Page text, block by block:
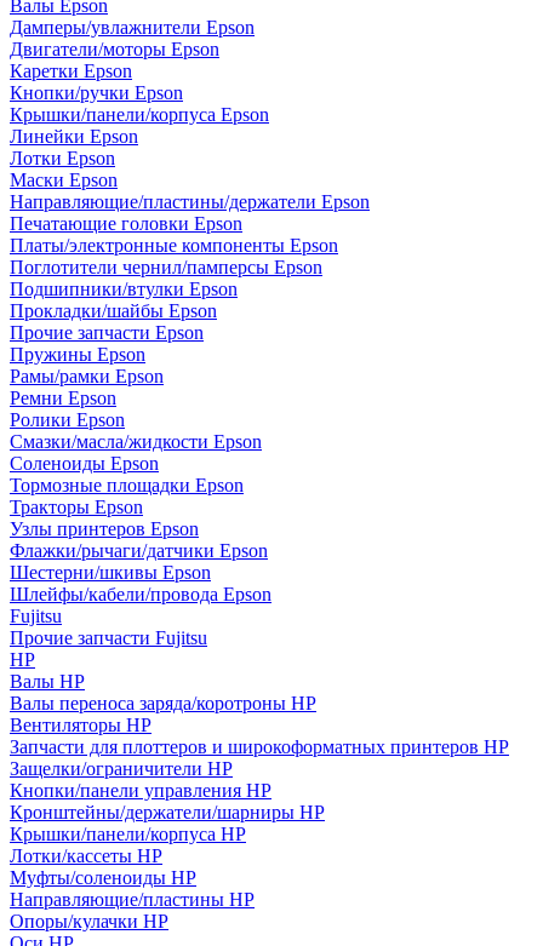
Валы Epson
Дамперы/увлажнители Epson
Двигатели/моторы Epson
Каретки Epson
Кнопки/ручки Epson
Крышки/панели/корпуса Epson
Линейки Epson
Лотки Epson
Маски Epson
Направляющие/пластины/держатели Epson
Печатающие головки Epson
Платы/электронные компоненты Epson
Поглотители чернил/памперсы Epson
Подшипники/втулки Epson
Прокладки/шайбы Epson
Прочие запчасти Epson
Пружины Epson
Рамы/рамки Epson
Ремни Epson
Ролики Epson
Смазки/масла/жидкости Epson
Соленоиды Epson
Тормозные площадки Epson
Тракторы Epson
Узлы принтеров Epson
Флажки/рычаги/датчики Epson
Шестерни/шкивы Epson
Шлейфы/кабели/провода Epson
Fujitsu
Прочие запчасти Fujitsu
HP
Валы HP
Валы переноса заряда/коротроны HP
Вентиляторы HP
Запчасти для плоттеров и широкоформатных принтеров HP
Защелки/ограничители HP
Кнопки/панели управления HP
Кронштейны/держатели/шарниры HP
Крышки/панели/корпуса HP
Лотки/кассеты HP
Муфты/соленоиды HP
Направляющие/пластины HP
Опоры/кулачки HP